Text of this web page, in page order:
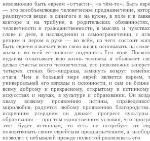
невозможно быть евреем «отчасти», «в чём-то». Быть
— это всеобъемлющее человеческое предназначение,
реализуется везде: в синагоге и на кухне, в поле и в
конторе и на трибуне, в родительских
человечности и гражданственности, в мыслях и
слове и деле, в наслаждении и самоограничении, с
резцом и пером в руке — во всём, из чего состоит
Быть евреем означает всю свою жизнь основывать на
жьем и во всей её полноте подчинять Его воле.
иудаизм охватывает всю жизнь человека и объявляет
целью счастье всего человечества, его невозможно
четырёх стенах бет-мидраша, замкнуть вокруг
очага. Чем в большей мере еврей является евреем,
универсальней его взгляды и склонности, и сам он ближе
всему доброму и прекрасному, открытому и
искусствах и науках, в культуре и образовании. Он
хвалу всякому проявлению истины,
миролюбия, радуется любому проявлению
искренним усердием он движет прогресс
образования — при том единственном условии, что
этот будет истинным, то есть не потребует от
пожертвовать своим еврейским предназначением, а,
позволит с небывалой прежде полнотой реализовать его